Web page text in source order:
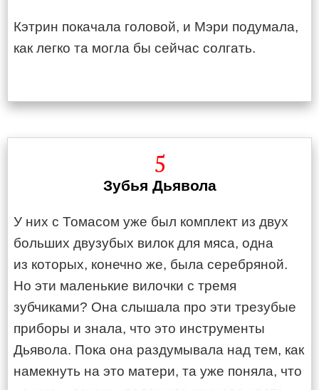
Кэтрин покачала головой, и Мэри подумала,
как легко та могла бы сейчас солгать.
5
Зубья Дьявола
У них с Томасом уже был комплект из двух
больших двузубых вилок для мяса, одна
из которых, конечно же, была серебряной.
Но эти маленькие вилочки с тремя
зубчиками? Она слышала про эти трезубые
приборы и знала, что это инструменты
Дьявола. Пока она раздумывала над тем, как
намекнуть на это матери, та уже поняла, что